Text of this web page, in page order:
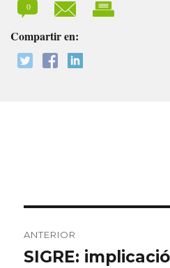
0
Compartir en:
de
ANTERIOR
Entrada
SIGRE: